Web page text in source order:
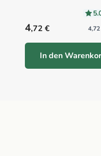
Precio habitual
4,72 €
In den